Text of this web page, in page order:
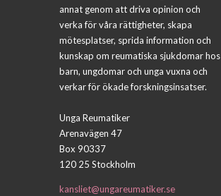
annat genom att driva opinion och
verka för våra rättigheter, skapa
mötesplatser, sprida information och
kunskap om reumatiska sjukdomar hos
barn, ungdomar och unga vuxna och
verkar för ökade forskningsinsatser.
Unga Reumatiker
Arenavägen 47
Box 90337
120 25 Stockholm
kansliet@ungareumatiker.se